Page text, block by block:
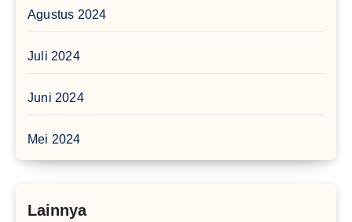
Agustus 2024
Juli 2024
Juni 2024
Mei 2024
Lainnya